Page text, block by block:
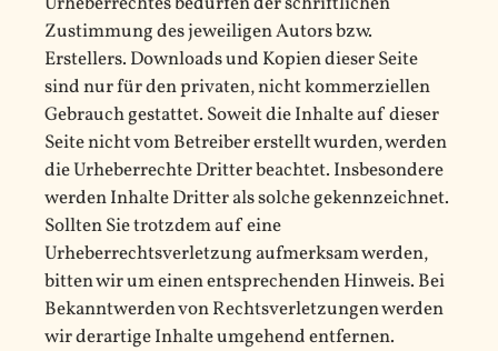
Zustimmung des jeweiligen Autors bzw.
Erstellers. Downloads und Kopien dieser Seite
sind nur für den privaten, nicht kommerziellen
Gebrauch gestattet. Soweit die Inhalte auf dieser
Seite nicht vom Betreiber erstellt wurden, werden
die Urheberrechte Dritter beachtet. Insbesondere
werden Inhalte Dritter als solche gekennzeichnet.
Sollten Sie trotzdem auf eine
Urheberrechtsverletzung aufmerksam werden,
bitten wir um einen entsprechenden Hinweis. Bei
Bekanntwerden von Rechtsverletzungen werden
wir derartige Inhalte umgehend entfernen.